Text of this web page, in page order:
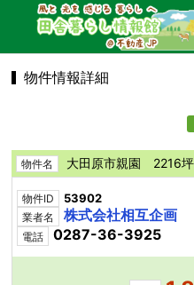
物件情報詳細
物件名 大田原市親園 2216
物件ID 53902
業者名 株式会社相互企画
電話 0287-36-3925